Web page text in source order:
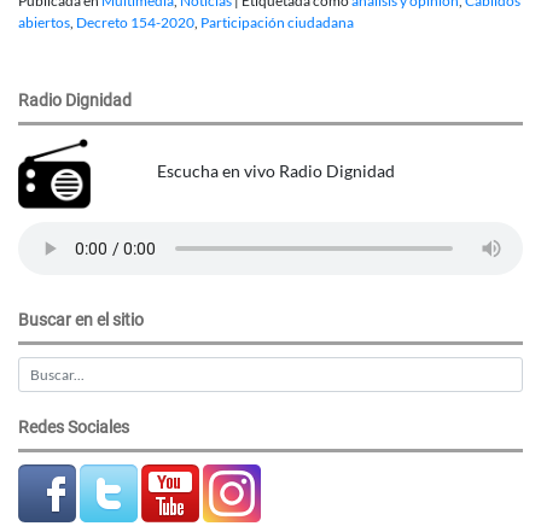
abiertos, Decreto 154-2020, Participación ciudadana
Radio Dignidad
Escucha en vivo Radio Dignidad
Buscar en el sitio
Redes Sociales